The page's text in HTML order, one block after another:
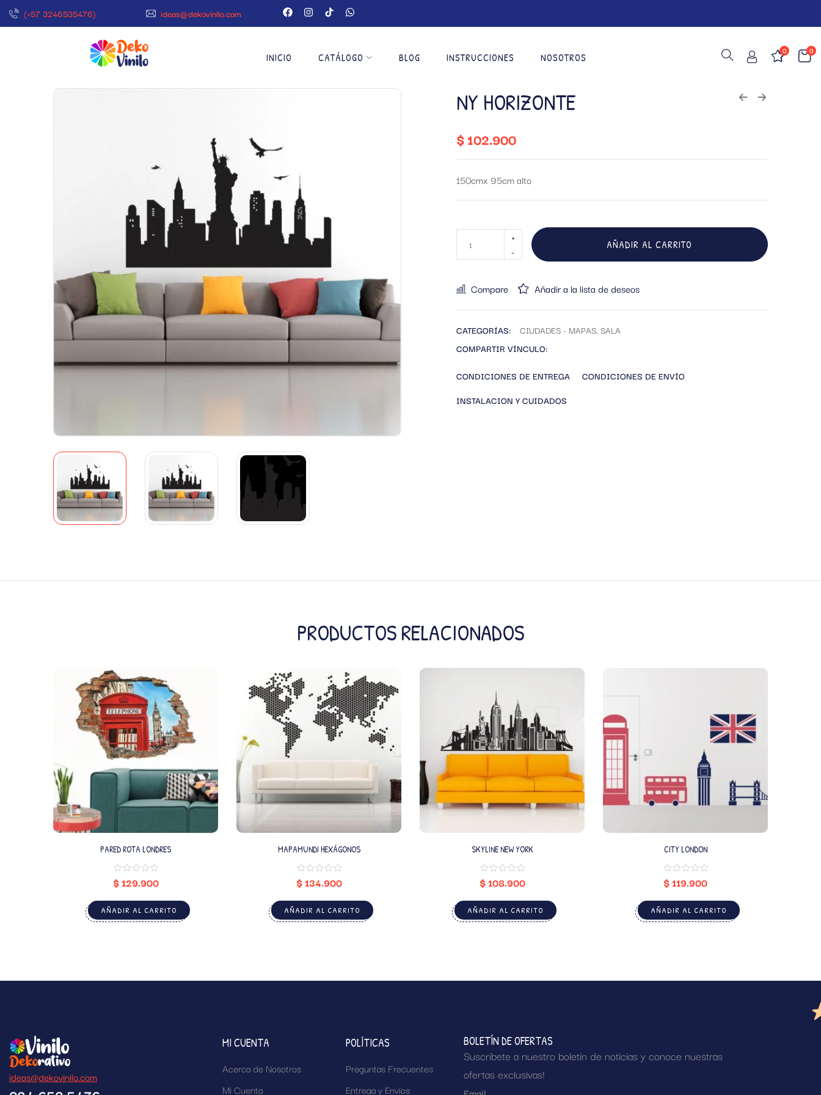
(+57 3246535476) ideas@dekovinilo.com
INICIO CATÁLOGO BLOG INSTRUCCIONES NOSOTROS
0
0
NY HORIZONTE
$102.900
150cmx 95cm alto
AÑADIR AL CARRITO
Compare Añadir a la lista de deseos
CATEGORÍAS: CIUDADES - MAPAS, SALA
COMPARTIR VÍNCULO:
CONDICIONES DE ENTREGA
CONDICIONES DE ENVÍO
INSTALACION Y CUIDADOS
PRODUCTOS RELACIONADOS
PARED ROTA LONDRES
$129.900
AÑADIR AL CARRITO
MAPAMUNDI HEXÁGONOS
$134.900
AÑADIR AL CARRITO
SKYLINE NEW YORK
$108.900
AÑADIR AL CARRITO
CITY LONDON
$119.900
AÑADIR AL CARRITO
ideas@dekovinilo.com
MI CUENTA
Acerca de Nosotros
Mi Cuenta
POLÍTICAS
Preguntas Frecuentes
Entrega y Envíos
BOLETÍN DE OFERTAS
Suscríbete a nuestro boletín de noticias y conoce nuestras
ofertas exclusivas!